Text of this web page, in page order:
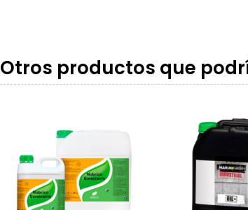
Otros productos que